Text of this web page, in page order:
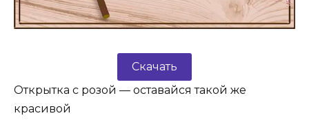
Скачать
Открытка с розой — оставайся такой же
красивой